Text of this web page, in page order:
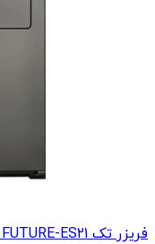
فریزر تک FUTURE-ES21 عرض 60...